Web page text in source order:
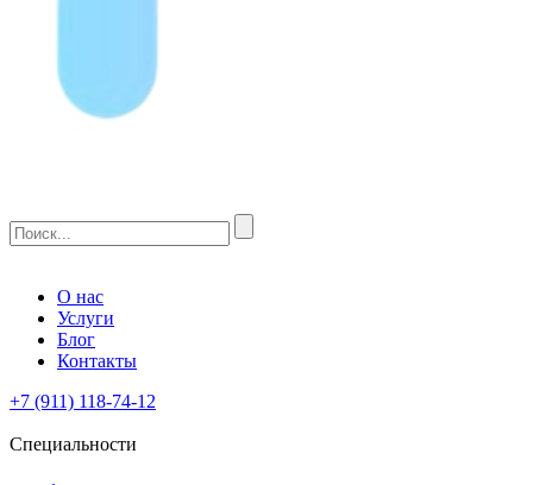
О нас
Услуги
Блог
Контакты
+7 (911) 118-74-12
Специальности